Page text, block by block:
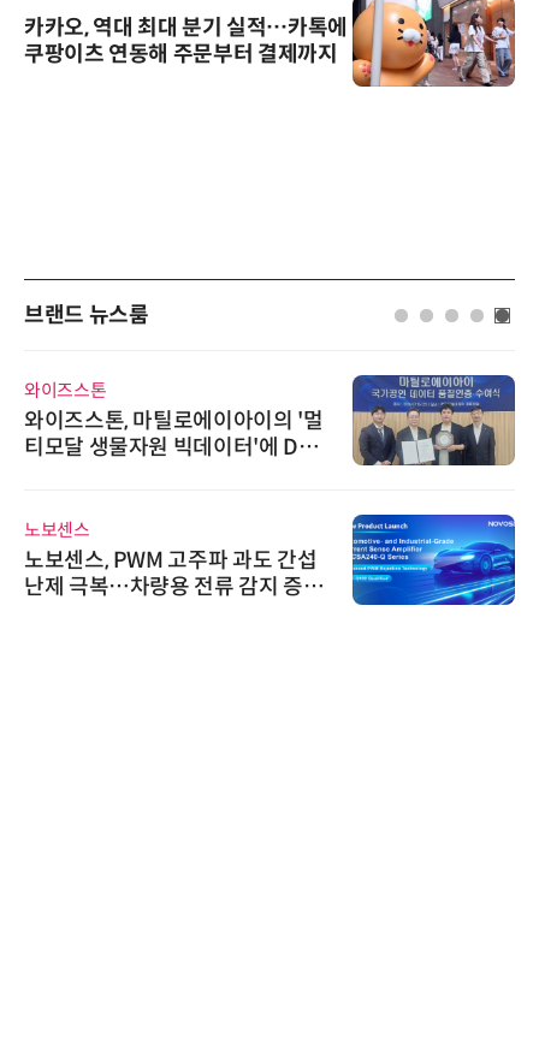
카카오, 역대 최대 분기 실적…카톡에
쿠팡이츠 연동해 주문부터 결제까지
브랜드 뉴스룸
와이즈스톤
와이즈스톤, 마틸로에이아이의 '멀
티모달 생물자원 빅데이터'에 DQ
노보센스
노보센스, PWM 고주파 과도 간섭
난제 극복…차량용 전류 감지 증폭